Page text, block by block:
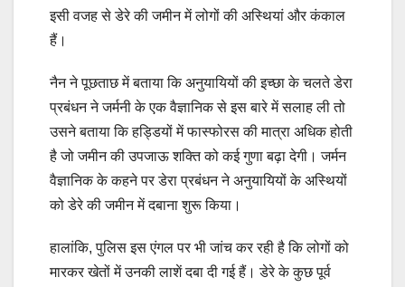
इसी वजह से डेरे की जमीन में लोगों की अस्थियां और कंकाल
हैं।
नैन ने पूछताछ में बताया कि अनुयायियों की इच्छा के चलते डेरा
प्रबंधन ने जर्मनी के एक वैज्ञानिक से इस बारे में सलाह ली तो
उसने बताया कि हड्डियों में फास्फोरस की मात्रा अधिक होती
है जो जमीन की उपजाऊ शक्ति को कई गुणा बढ़ा देगी। जर्मन
वैज्ञानिक के कहने पर डेरा प्रबंधन ने अनुयायियों के अस्थियों
को डेरे की जमीन में दबाना शुरू किया।
हालांकि, पुलिस इस एंगल पर भी जांच कर रही है कि लोगों को
मारकर खेतों में उनकी लाशें दबा दी गई हैं। डेरे के कुछ पूर्व